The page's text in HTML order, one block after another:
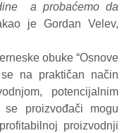
a probaćemo da
je Gordan Velev,
obuke “Osnove
na praktičan način
potencijalnim
proizvođači mogu
proizvodnji